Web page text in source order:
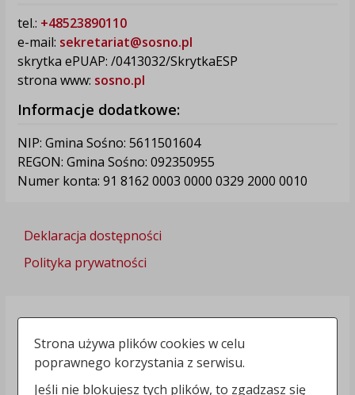
tel.: +48523890110
e-mail: sekretariat@sosno.pl
skrytka ePUAP: /0413032/SkrytkaESP
strona www: sosno.pl
Informacje dodatkowe:
NIP: Gmina Sośno: 5611501604
REGON: Gmina Sośno: 092350955
Numer konta: 91 8162 0003 0000 0329 2000 0010
Deklaracja dostępności
Polityka prywatności
Strona używa plików cookies w celu
poprawnego korzystania z serwisu.
Jeśli nie blokujesz tych plików, to zgadzasz się